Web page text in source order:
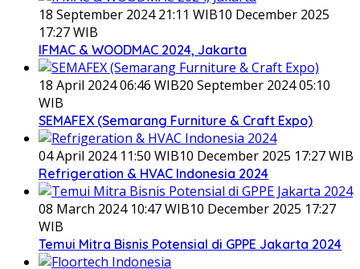
18 September 2024 21:11 WIB10 December 2025
17:27 WIB
IFMAC & WOODMAC 2024, Jakarta
18 April 2024 06:46 WIB20 September 2024 05:10
WIB
SEMAFEX (Semarang Furniture & Craft Expo)
04 April 2024 11:50 WIB10 December 2025 17:27 WIB
Refrigeration & HVAC Indonesia 2024
08 March 2024 10:47 WIB10 December 2025 17:27
WIB
Temui Mitra Bisnis Potensial di GPPE Jakarta 2024